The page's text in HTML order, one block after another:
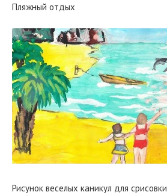
Пляжный отдых
Рисунок веселых каникул для срисовки